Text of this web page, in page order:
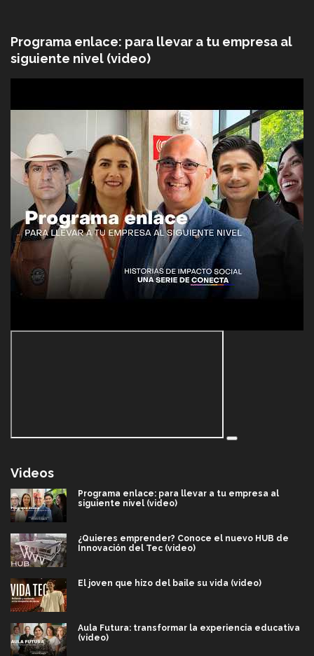
Programa enlace: para llevar a tu empresa al
siguiente nivel (video)
Videos
Programa enlace: para llevar a tu empresa al
siguiente nivel (video)
¿Quieres emprender? Conoce el nuevo HUB de
Innovación del Tec (video)
El joven que hizo del baile su vida (video)
Aula Futura: transformar la experiencia educativa
(video)